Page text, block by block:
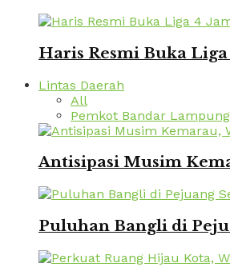
Haris Resmi Buka
Lintas Daerah
All
Pemkot Bandar Lampung
Antisipasi Musim
Puluhan Bangli di